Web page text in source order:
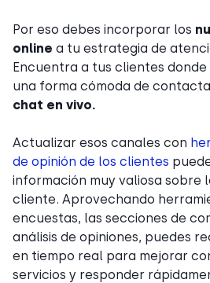
Por eso debes incorporar los
online a tu estrategia de
Encuentra a tus clientes
una forma cómoda de
chat en vivo.
Actualizar esos canales con
de opinión de los clientes
información muy valiosa sobre
cliente. Aprovechando
encuestas, las secciones de
análisis de opiniones, puedes
en tiempo real para mejorar
servicios y responder